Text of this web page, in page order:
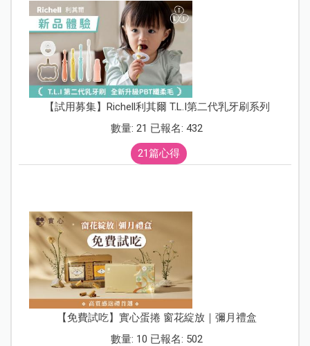
【試用募集】Richell利其爾 T.L.I第二代乳牙刷系列
數量: 21 已報名: 432
21篇心得
【免費試吃】實心蛋捲 窗花綻放｜彌月禮盒
數量: 10 已報名: 502